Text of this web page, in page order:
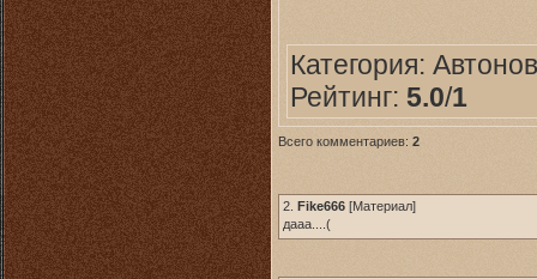
Категория:
Рейтинг: 5.0/1
Всего комментариев: 2
2. Fike666 [Материал]
дааа....(